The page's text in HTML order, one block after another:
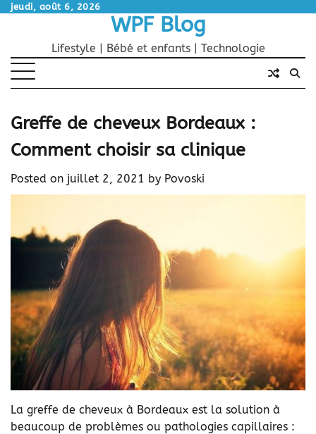
Skipjeudi, août 6, 2026
WPF Blog
Lifestyle | Bébé et enfants | Technologie
Greffe de cheveux Bordeaux :
Comment choisir sa clinique
Posted on juillet 2, 2021 by Povoski
La greffe de cheveux à Bordeaux est la solution à
beaucoup de problèmes ou pathologies capillaires :